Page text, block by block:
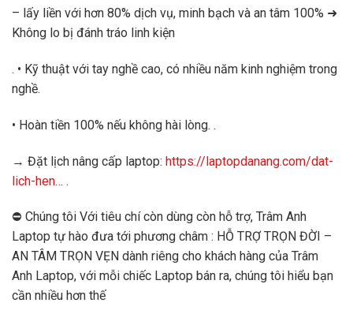
– lấy liền với hơn 80% dịch vụ, minh bạch và an tâm 100% ➜
Không lo bị đánh tráo linh kiện
. • Kỹ thuật với tay nghề cao, có nhiều năm kinh nghiệm trong
nghề.
• Hoàn tiền 100% nếu không hài lòng. .
→ Đặt lịch nâng cấp laptop: https://laptopdanang.com/dat-
lich-hen… .
⛔ Chúng tôi Với tiêu chí còn dùng còn hỗ trợ, Trâm Anh
Laptop tự hào đưa tới phương châm : HỖ TRỢ TRỌN ĐỜI –
AN TÂM TRỌN VẸN dành riêng cho khách hàng của Trâm
Anh Laptop, với mỗi chiếc Laptop bán ra, chúng tôi hiểu bạn
cần nhiều hơn thế